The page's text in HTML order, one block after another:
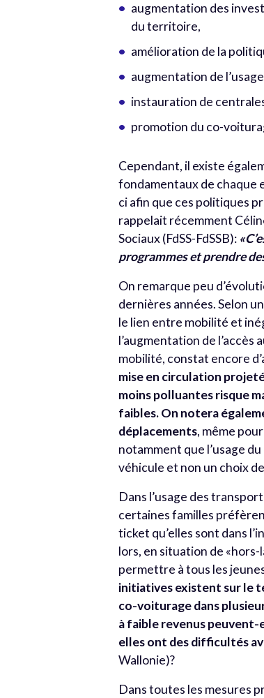
augmentation des
du territoire,
amélioration de la
augmentation de
instauration de
promotion du co-
Cependant, il existe
fondamentaux de chaque
ci afin que ces politiques
rappelait récemment
Sociaux (FdSS-FdSSB):
programmes et prendre
On remarque peu
dernières années. Selon
le lien entre mobilité et
l’augmentation de
mobilité, constat encore
mise en circulation
moins polluantes risque
faibles.On notera
déplacements, même
notamment que l’usage
véhicule et non un choix
Dans l’usage des
certaines familles
ticket qu’elles sont dans
lors, en situation de
permettre à tous les
initiatives existent sur le
co-voiturage dans
à faible revenus peuvent-
elles ont des difficultés
Wallonie)?
Dans toutes les mesures